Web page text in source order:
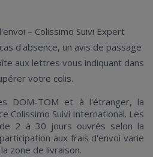
– Colissimo Suivi Expert
d'absence, un avis de passage
aux lettres vous indiquant dans
votre colis.
DOM-TOM et à l'étranger, la
Colissimo Suivi International. Les
2 à 30 jours ouvrés selon la
aux frais d'envoi varie
zone de livraison.